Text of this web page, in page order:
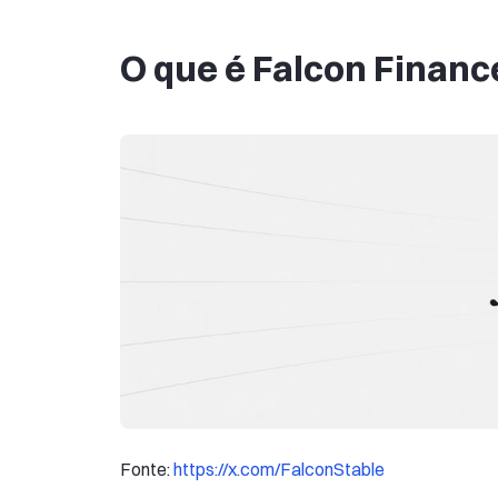
O que é Falcon
Fonte:https://x.com/FalconStable